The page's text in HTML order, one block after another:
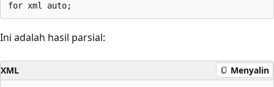
Ini adalah hasil parsial:
XML Menyalin